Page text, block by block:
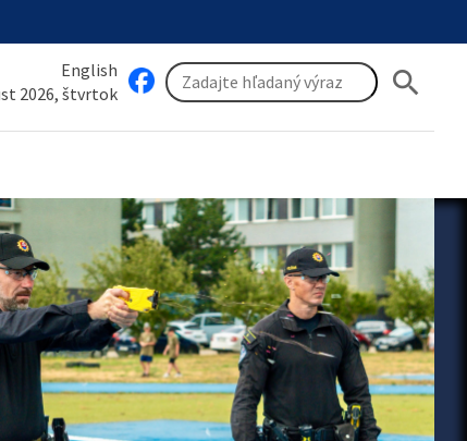
English
2026, štvrtok
search